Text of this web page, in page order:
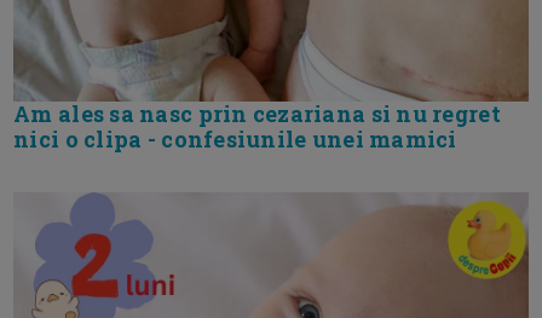
Am ales sa nasc prin cezariana si nu regret
nici o clipa - confesiunile unei mamici